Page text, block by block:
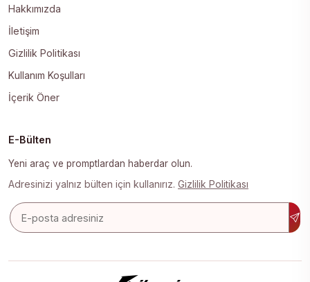
Hakkımızda
İletişim
Gizlilik Politikası
Kullanım Koşulları
İçerik Öner
E-Bülten
Yeni araç ve promptlardan haberdar olun.
Adresinizi yalnız bülten için kullanırız. Gizlilik Politikası
E-posta adresi